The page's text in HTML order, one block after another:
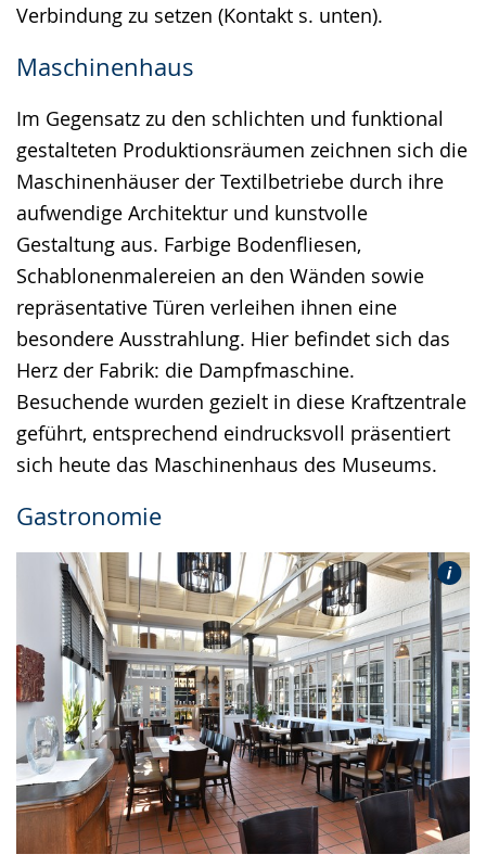
Verbindung zu setzen (Kontakt s. unten).
Maschinenhaus
Im Gegensatz zu den schlichten und funktional
gestalteten Produktionsräumen zeichnen sich die
Maschinenhäuser der Textilbetriebe durch ihre
aufwendige Architektur und kunstvolle
Gestaltung aus. Farbige Bodenfliesen,
Schablonenmalereien an den Wänden sowie
repräsentative Türen verleihen ihnen eine
besondere Ausstrahlung. Hier befindet sich das
Herz der Fabrik: die Dampfmaschine.
Besuchende wurden gezielt in diese Kraftzentrale
geführt, entsprechend eindrucksvoll präsentiert
sich heute das Maschinenhaus des Museums.
Gastronomie